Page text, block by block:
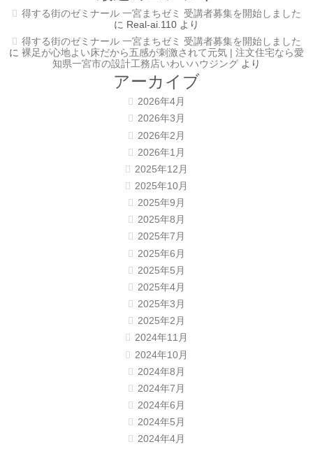
得する街のゼミナール 一宮まちゼミ 受講者募集を開始しました
に Real-ai.110 より
得する街のゼミナール 一宮まちゼミ 受講者募集を開始しました
に 裸足が心地よい床だから五感が刺激されて元気 | 注文住宅なら愛
知県一宮市の設計工務店いわいハウジング より
アーカイブ
2026年4月
2026年3月
2026年2月
2026年1月
2025年12月
2025年10月
2025年9月
2025年8月
2025年7月
2025年6月
2025年5月
2025年4月
2025年3月
2025年2月
2024年11月
2024年10月
2024年8月
2024年7月
2024年6月
2024年5月
2024年4月